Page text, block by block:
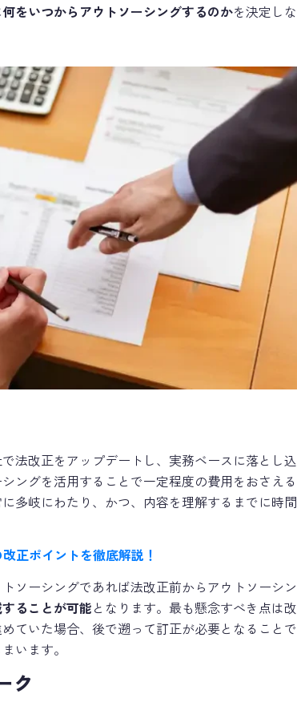
何をいつからアウトソーシングするのかを決定しな
法改正をアップデートし、実務ベースに落とし込
ングを活用することで一定程度の費用をおさえる
多岐にわたり、かつ、内容を理解するまでに時間
正ポイントを徹底解説！
ソーシングであれば法改正前からアウトソーシン
ることが可能となります。最も懸念すべき点は改
ていた場合、後で遡って訂正が必要となることで
います。
ク